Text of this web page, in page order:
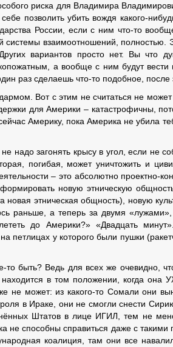
риска для Владимира
позволить убить вождя какого-
России, если с ним что-то
взаимоотношений, полностью.
вариантов просто нет. Вы что
а вообще с ним будут вести
раз сделаешь что-то подобное, после
Вот с этим не считаться не может
для Америки – катастрофичны,
Америку, пока Америка не убила
надо загонять крысу в угол, если не
погибая, может уничтожить и
– это абсолютно проектно-
новую этническую
новая этническая общность), новую
раньше, а теперь за двумя
до Америки?» «Двадцать
петлицах у которого были пушки
то быть? Ведь для всех же очевидно,
в том положении, когда она
не может: из какого-то Сомали они
в Ираке, они не смогли снести
Штатов в лице ИГИЛ, тем не
не способны справиться даже с
коалиция, там они все